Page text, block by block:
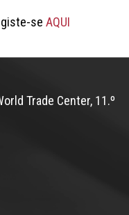
se AQUI
Trade Center, 11.º